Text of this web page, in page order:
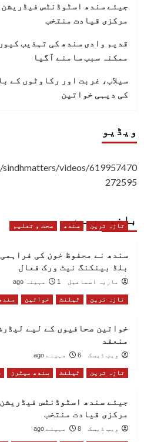
جیئے سندھ اسٹوڈنٹس فیڈریشن
مرکزی قیادت منتخب
قدیم وادی سندھ کی تہذیب
ممکنہ سبب سامنے آگیا
سیلاب، غربت اور رکاوٹوں کے
کی دیہی خواتین
ویڈیو
videos/619957470
272595
باخبر رہیں
تازہ ترین سندھ صحت و تعلیم
سندھ نے محفوظ خون کی
بلڈ بینکنگ نیٹ ورک فعال
ماریہ اسماعیل 1 مہینہ ago
تازہ ترین ٹیلنٹ خواتین
خواتین صحافیوں کے لیے
منعقد
ویب ڈیسک 6 مہینے ago
تازہ ترین ٹیلنٹ سندھ میٹرز
جیئے سندھ اسٹوڈنٹس فیڈریشن
مرکزی قیادت منتخب
ویب ڈیسک 8 مہینے ago